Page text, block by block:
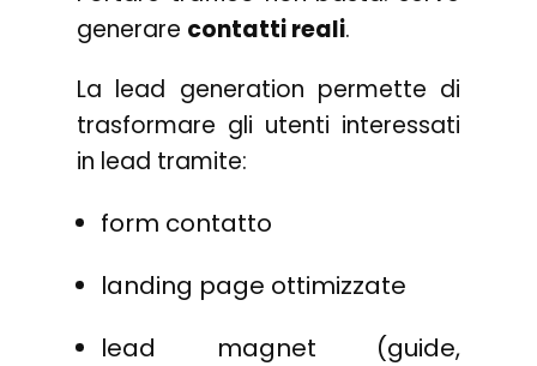
generare contatti reali.
La lead generation permette di
trasformare gli utenti interessati
in lead tramite:
form contatto
landing page ottimizzate
lead magnet (guide,